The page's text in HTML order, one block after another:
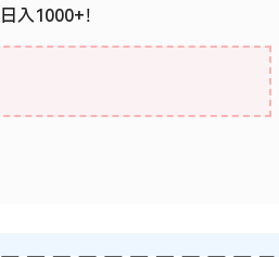
入1000+！